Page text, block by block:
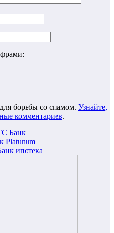
борьбы со спамом. Узнайте,
комментариев.